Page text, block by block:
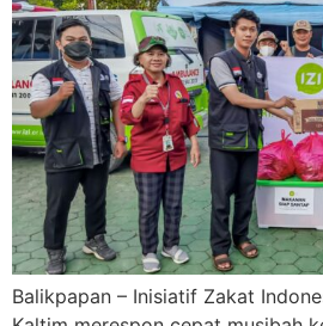
Balikpapan – Inisiatif Zakat